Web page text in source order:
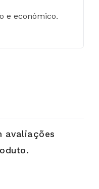
e económico.
avaliações